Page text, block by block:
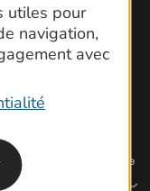
utiles pour
navigation,
avec